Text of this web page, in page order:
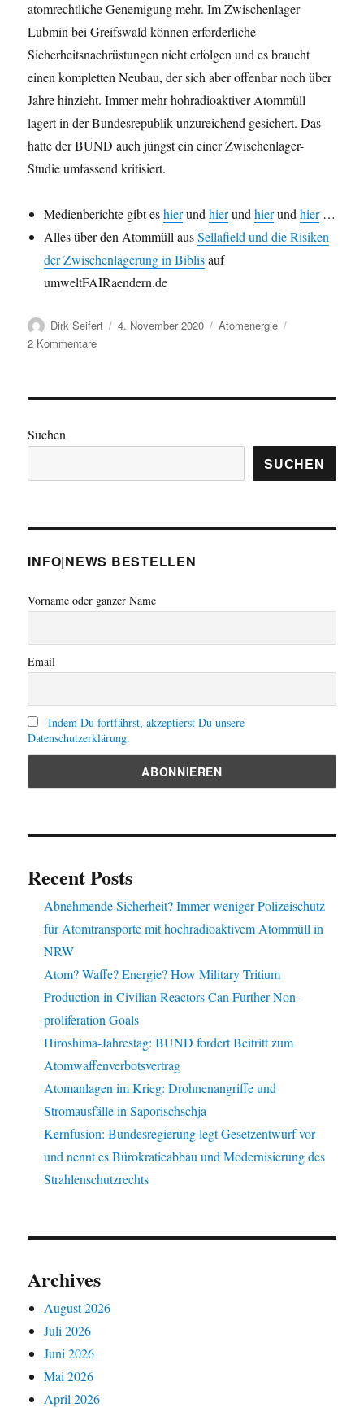
atomrechtliche Genemigung mehr. Im Zwischenlager
Lubmin bei Greifswald können erforderliche
Sicherheitsnachrüstungen nicht erfolgen und es braucht
einen kompletten Neubau, der sich aber offenbar noch über
Jahre hinzieht. Immer mehr hohradioaktiver Atommüll
lagert in der Bundesrepublik unzureichend gesichert. Das
hatte der BUND auch jüngst ein einer Zwischenlager-
Studie umfassend kritisiert.
Medienberichte gibt eshierundhierundhierundhier…
Alles über den Atommüll ausSellafield und die Risiken
der Zwischenlagerung in Biblisauf
umweltFAIRaendern.de
Autor
Dirk Seifert
Veröffentlicht
4. November 2020 Kategorien
Atomenergie
2 Kommentarezu
aus
Zwischenlager
angekommen
Suchen
SUCHEN
INFO|NEWS BESTELLEN
Vorname oder ganzer Name
Email
Indem Du fortfährst, akzeptierst Du unsere
Datenschutzerklärung.
Recent Posts
Abnehmende Sicherheit? Immer weniger Polizeischutz
für Atomtransporte mit hochradioaktivem Atommüll in
NRW
Atom? Waffe? Energie? How Military Tritium
Production in Civilian Reactors Can Further Non-
proliferation Goals
Hiroshima-Jahrestag: BUND fordert Beitritt zum
Atomwaffenverbotsvertrag
Atomanlagen im Krieg: Drohnenangriffe und
Stromausfälle in Saporischschja
Kernfusion: Bundesregierung legt Gesetzentwurf vor
und nennt es Bürokratieabbau und Modernisierung des
Strahlenschutzrechts
Archives
August 2026
Juli 2026
Juni 2026
Mai 2026
April 2026